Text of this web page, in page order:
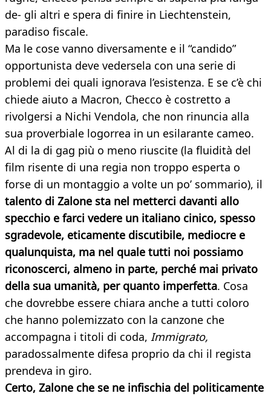
de- gli altri e spera di finire in Liechtenstein,
paradiso fiscale.
Ma le cose vanno diversamente e il “candido”
opportunista deve vedersela con una serie di
problemi dei quali ignorava l’esistenza. E se c’è chi
chiede aiuto a Macron, Checco è costretto a
rivolgersi a Nichi Vendola, che non rinuncia alla
sua proverbiale logorrea in un esilarante cameo.
Al di la di gag più o meno riuscite (la fluidità del
film risente di una regia non troppo esperta o
forse di un montaggio a volte un po’ sommario), il
talento di Zalone sta nel metterci davanti allo
specchio e farci vedere un italiano cinico, spesso
sgradevole, eticamente discutibile, mediocre e
qualunquista, ma nel quale tutti noi possiamo
riconoscerci, almeno in parte, perché mai privato
della sua umanità, per quanto imperfetta. Cosa
che dovrebbe essere chiara anche a tutti coloro
che hanno polemizzato con la canzone che
accompagna i titoli di coda, Immigrato,
paradossalmente difesa proprio da chi il regista
prendeva in giro.
Certo, Zalone che se ne infischia del politicamente